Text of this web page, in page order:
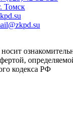
Томск
кодекса РФ